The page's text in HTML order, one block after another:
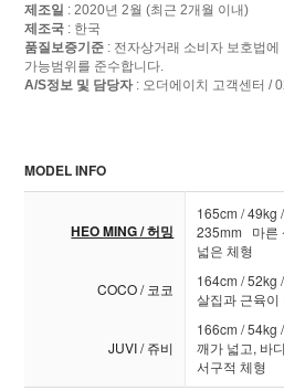
제조일 : 2020년 2월 (최근 2개월 이내)
제조국 : 한국
품질보증기준 : 전자상거래 소비자 보호법
가능범위를 준수합니다.
A/S정보 및 담당자: 오더에이치 고객센터 /
MODEL INFO
HEO MING / 허밍
165cm / 49kg
235mm 마른
넓은 체형
COCO / 코코
164cm /
살집과 근육이
JUVI / 쥬비
166cm /
깨가 넓고, 바
서구적 체형